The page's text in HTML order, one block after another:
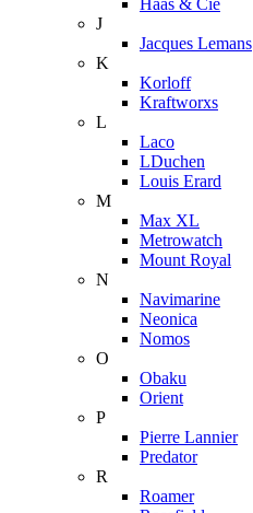
Haas & Cie
J
Jacques Lemans
K
Korloff
Kraftworxs
L
Laco
LDuchen
Louis Erard
M
Max XL
Metrowatch
Mount Royal
N
Navimarine
Neonica
Nomos
O
Obaku
Orient
P
Pierre Lannier
Predator
R
Roamer